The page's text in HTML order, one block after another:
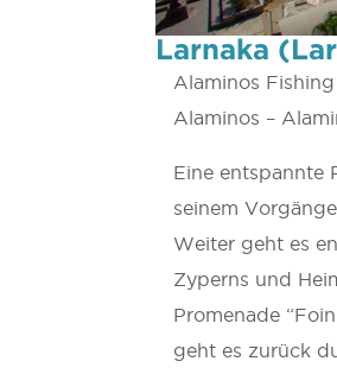
Larnaka
Alaminos
Alaminos –
Eine entspannte
seinem
Weiter geht es
Zyperns und
Promenade
geht es zurück